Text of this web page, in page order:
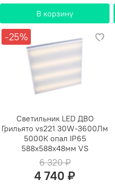
В корзину
-25%
Светильник LED ДВО
Грильято vs221 30W-3600Лм
5000К опал IP65
588х588х48мм VS
6 320 ₽
4 740 ₽